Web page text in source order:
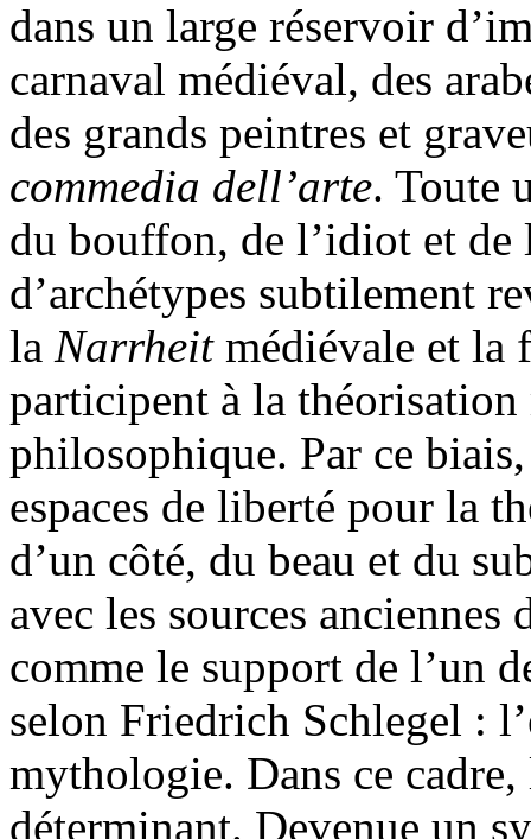
dans un large réservoir
carnaval médiéval, des
des grands peintres et
commedia dell’arte. Toute
du bouffon, de l’idiot et de
d’archétypes subtilement
la Narrheit médiévale et la
participent à la
philosophique. Par ce
espaces de liberté pour la
d’un côté, du beau et du
avec les sources
comme le support de l’un
selon Friedrich Schlegel :
mythologie. Dans ce
déterminant. Devenue un